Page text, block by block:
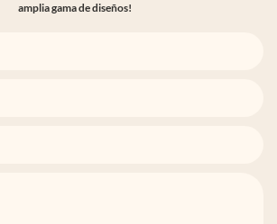
amplia gama de diseños!